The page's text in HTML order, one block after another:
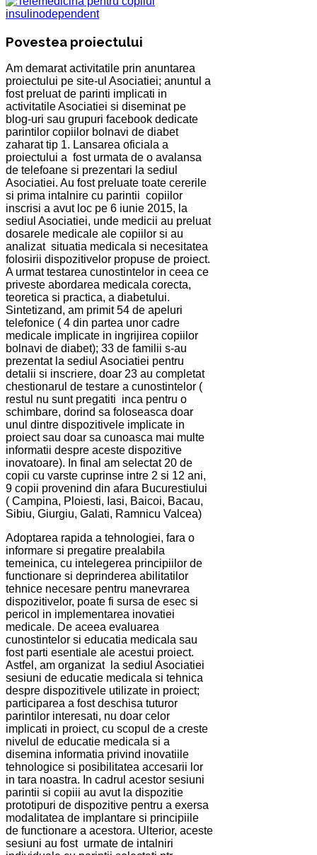
Povestea proiectului
Am demarat activitatile prin anuntarea
proiectului pe site-ul Asociatiei; anuntul a
fost preluat de parinti implicati in
activitatile Asociatiei si diseminat pe
blog-uri sau grupuri facebook dedicate
parintilor copiilor bolnavi de diabet
zaharat tip 1. Lansarea oficiala a
proiectului a fost urmata de o avalansa
de telefoane si prezentari la sediul
Asociatiei. Au fost preluate toate cererile
si prima intalnire cu parintii copiilor
inscrisi a avut loc pe 6 iunie 2015, la
sediul Asociatiei, unde medicii au preluat
dosarele medicale ale copiilor si au
analizat situatia medicala si necesitatea
folosirii dispozitivelor propuse de proiect.
A urmat testarea cunostintelor in ceea ce
priveste abordarea medicala corecta,
teoretica si practica, a diabetului.
Sintetizand, am primit 54 de apeluri
telefonice ( 4 din partea unor cadre
medicale implicate in ingrijirea copiilor
bolnavi de diabet); 33 de familii s-au
prezentat la sediul Asociatiei pentru
detalii si inscriere, doar 23 au completat
chestionarul de testare a cunostintelor (
restul nu sunt pregatiti inca pentru o
schimbare, dorind sa foloseasca doar
unul dintre dispozitivele implicate in
proiect sau doar sa cunoasca mai multe
informatii despre aceste dispozitive
inovatoare). In final am selectat 20 de
copii cu varste cuprinse intre 2 si 12 ani,
9 copii provenind din afara Bucurestiului
( Campina, Ploiesti, Iasi, Baicoi, Bacau,
Sibiu, Giurgiu, Galati, Ramnicu Valcea)
Adoptarea rapida a tehnologiei, fara o
informare si pregatire prealabila
temeinica, cu intelegerea principiilor de
functionare si deprinderea abilitatilor
tehnice necesare pentru manevrarea
dispozitivelor, poate fi sursa de esec si
pericol in implementarea inovatiei
medicale. De aceea evaluarea
cunostintelor si educatia medicala sau
fost parti esentiale ale acestui proiect.
Astfel, am organizat la sediul Asociatiei
sesiuni de educatie medicala si tehnica
despre dispozitivele utilizate in proiect;
participarea a fost deschisa tuturor
parintilor interesati, nu doar celor
implicati in proiect, cu scopul de a creste
nivelul de educatie medicala si a
disemina informatia privind inovatiile
tehnologice si posibilitatea accesarii lor
in tara noastra. In cadrul acestor sesiuni
parintii si copiii au avut la dispozitie
prototipuri de dispozitive pentru a exersa
modalitatea de implantare si principiile
de functionare a acestora. Ulterior, aceste
sesiuni au fost urmate de intalniri